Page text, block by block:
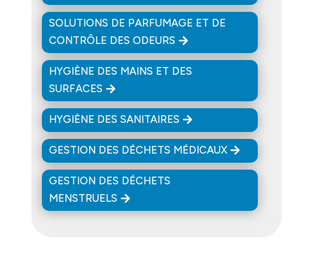
SOLUTIONS DE PARFUMAGE ET DE
CONTRÔLE DES ODEURS
HYGIÈNE DES MAINS ET DES
SURFACES
HYGIÈNE DES SANITAIRES
GESTION DES DÉCHETS MÉDICAUX
GESTION DES DÉCHETS
MENSTRUELS